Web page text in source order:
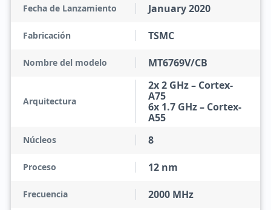
Fecha de Lanzamiento January 2020
Fabricación TSMC
Nombre del modelo MT6769V/CB
Arquitectura
2x 2 GHz – Cortex-
A75
6x 1.7 GHz – Cortex-
A55
Núcleos 8
Proceso 12 nm
Frecuencia 2000 MHz